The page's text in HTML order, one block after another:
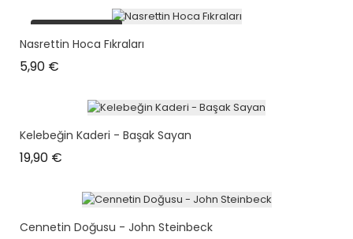
plus en stock
Nasrettin Hoca Fıkraları
5,90 €
Kelebeğin Kaderi - Başak Sayan
19,90 €
Cennetin Doğusu - John Steinbeck